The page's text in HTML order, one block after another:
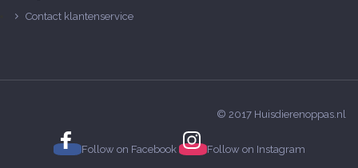
Contact klantenservice
© 2017 Huisdierenoppas.nl
Follow on Facebook Follow on Instagram